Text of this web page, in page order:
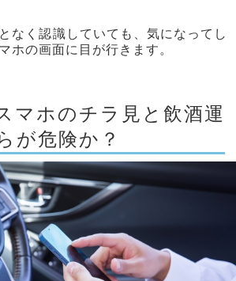
なく認識していても、気になってし
ホの画面に目が行きます。
マホのチラ見と飲酒運
が危険か？